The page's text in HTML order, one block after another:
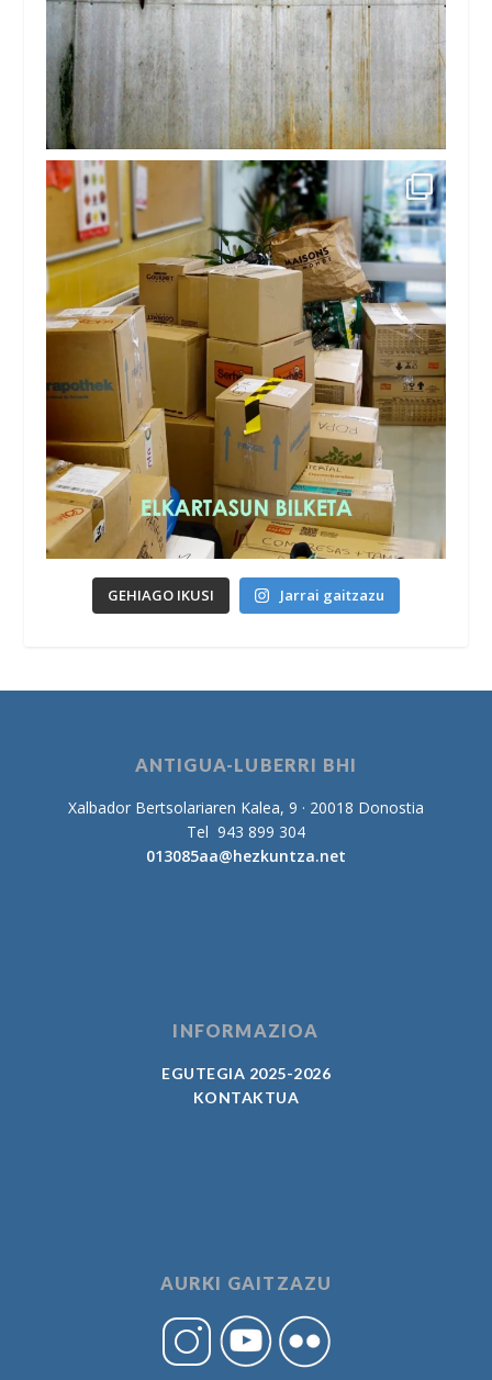
GEHIAGO IKUSI Jarrai gaitzazu
ANTIGUA-LUBERRI BHI
Xalbador Bertsolariaren Kalea, 9 · 20018 Donostia
Tel 943 899 304
013085aa@hezkuntza.net
INFORMAZIOA
EGUTEGIA 2025-2026
KONTAKTUA
AURKI GAITZAZU